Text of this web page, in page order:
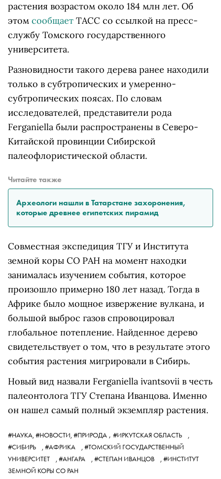
растения возрастом около 184 млн лет. Об
этом сообщает ТАСС со ссылкой на пресс-
службу Томского государственного
университета.
Разновидности такого дерева ранее находили
только в субтропических и умеренно-
субтропических поясах. По словам
исследователей, представители рода
Ferganiella были распространены в Северо-
Китайской провинции Сибирской
палеофлористической области.
Читайте также
Археологи нашли в Татарстане захоронения,
которые древнее египетских пирамид
Совместная экспедиция ТГУ и Института
земной коры СО РАН на момент находки
занималась изучением события, которое
произошло примерно 180 лет назад. Тогда в
Африке было мощное извержение вулкана, и
большой выброс газов спровоцировал
глобальное потепление. Найденное дерево
свидетельствует о том, что в результате этого
события растения мигрировали в Сибирь.
Новый вид назвали Ferganiella ivantsovii в честь
палеонтолога ТГУ Степана Иванцова. Именно
он нашел самый полный экземпляр растения.
#НАУКА, #НОВОСТИ, #ПРИРОДА , #ИРКУТСКАЯ ОБЛАСТЬ
,
#СИБИРЬ
, #АФРИКА , #ТОМСКИЙ ГОСУДАРСТВЕННЫЙ
УНИВЕРСИТЕТ
, #АНГАРА , #СТЕПАН ИВАНЦОВ , #ИНСТИТУТ
ЗЕМНОЙ КОРЫ СО РАН